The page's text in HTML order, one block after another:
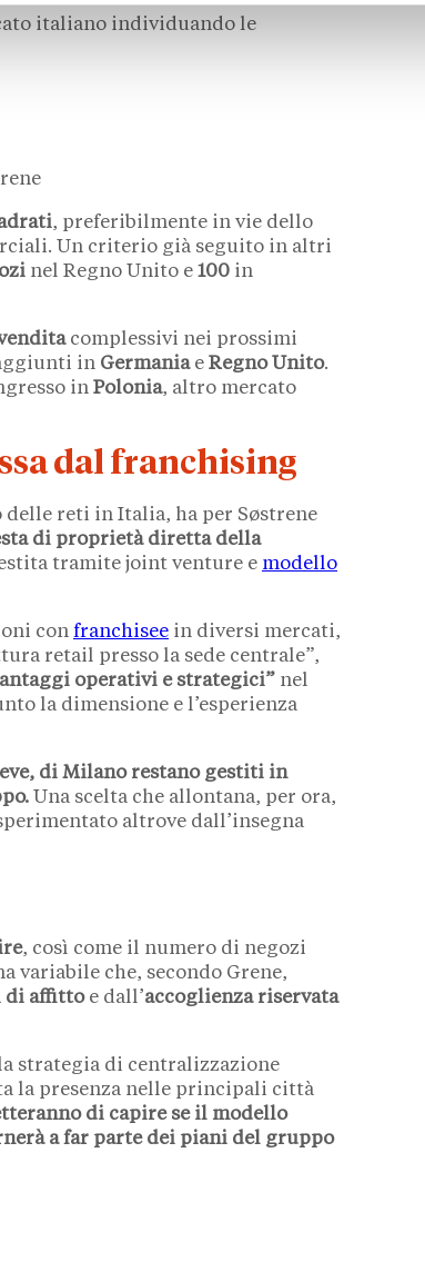
italiano individuando le
, preferibilmente in vie dello
Un criterio già seguito in altri
nel Regno Unito e 100 in
complessivi nei prossimi
in Germaniae Regno Unito.
in Polonia, altro mercato
dal franchising
reti in Italia, ha per Søstrene
di proprietà diretta della
tramite joint venture e modello
con franchisee in diversi mercati,
retail presso la sede centrale”,
operativi e strategici” nel
la dimensione e l’esperienza
di Milano restano gestiti in
Una scelta che allontana, per ora,
altrove dall’insegna
, così come il numero di negozi
variabile che, secondo Grene,
di affitto e dall’accoglienza riservata
strategia di centralizzazione
la presenza nelle principali città
di capire se il modello
a far parte dei piani del gruppo